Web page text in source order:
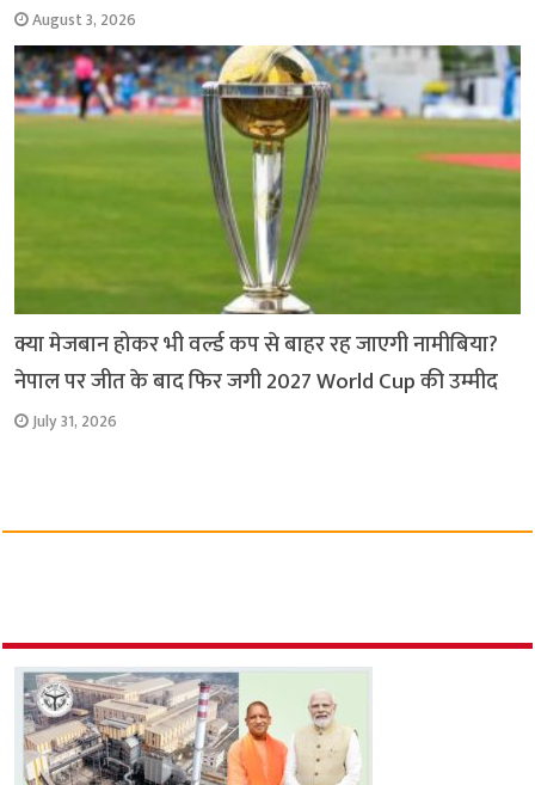
August 3, 2026
क्या मेजबान होकर भी वर्ल्ड कप से बाहर रह जाएगी नामीबिया?
नेपाल पर जीत के बाद फिर जगी 2027 World Cup की उम्मीद
July 31, 2026